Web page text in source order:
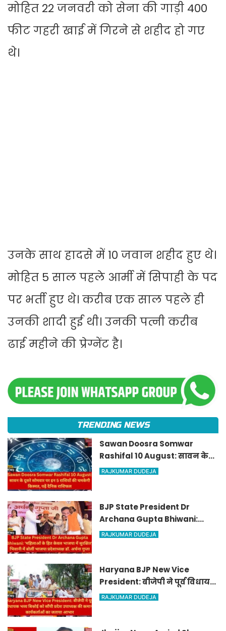
मोहित 22 जनवरी को सेना की गाड़ी 400
फीट गहरी खाई में गिरने से शहीद हो गए
थे।
उनके साथ हादसे में 10 जवान शहीद हुए थे।
मोहित 5 साल पहले आर्मी में सिपाही के पद
पर भर्ती हुए थे। करीब एक साल पहले ही
उनकी शादी हुई थी। उनकी पत्नी करीब
ढाई महीने की प्रेग्नेंट है।
TRENDING NEWS
Sawan Doosra Somwar
Rashifal 10 August: सावन के
दूसरे सोमवार पर इन 5 राशियों की
RAJKUMAR DUDEJA
BJP State President Dr
Archana Gupta Bhiwani:
'महिलाओं के हित केवल भाजपा में
RAJKUMAR DUDEJA
Haryana BJP New Vice
President: बीजेपी ने पूर्व विधायक
भव्य बिश्नोई को सौंपी प्रदेश
RAJKUMAR DUDEJA